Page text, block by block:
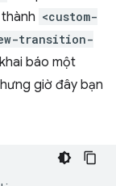
<custom-
transition-
báo một
giờ đây bạn